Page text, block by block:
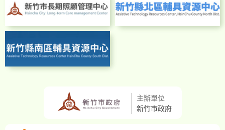
主辦單位
新竹市政府